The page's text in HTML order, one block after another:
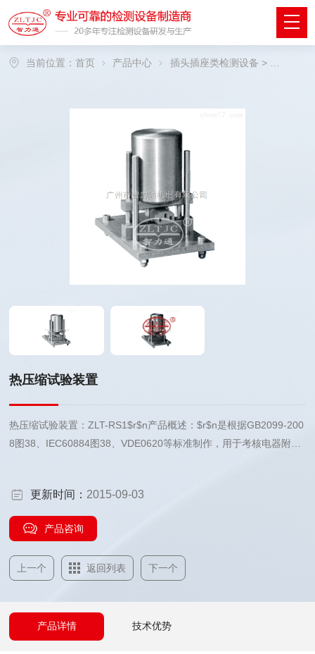
当前位置：首页 产品中心 插头插座类检测设备 >
热压缩试验装置
热压缩试验装置：ZLT-RS1$r$n产品概述：$r$n是根据GB2099-200
8图38、IEC60884图38、VDE0620等标准制作，用于考核电器附件
径为25㎜的圆柱形表面，宽度为15㎜，砝码重量为20N。
更新时间： 2015-09-03
产品咨询
上一个 返回列表 下一个
产品详情 技术优势